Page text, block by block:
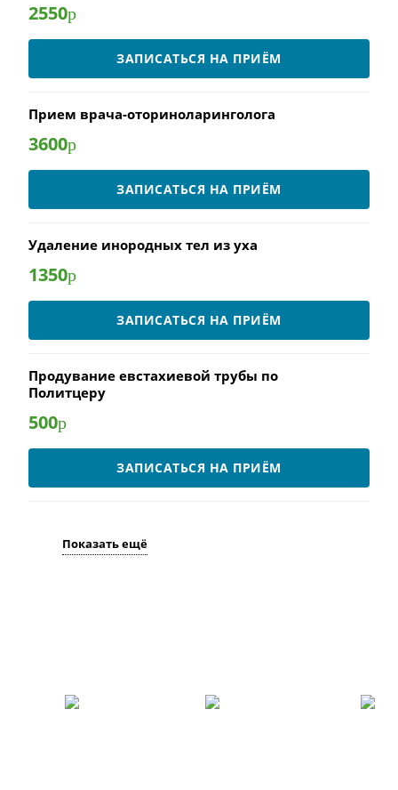
2550р
ЗАПИСАТЬСЯ НА ПРИЁМ
Прием врача-оториноларинголога
3600р
ЗАПИСАТЬСЯ НА ПРИЁМ
Удаление инородных тел из уха
1350р
ЗАПИСАТЬСЯ НА ПРИЁМ
Продувание евстахиевой трубы по
Политцеру
500р
ЗАПИСАТЬСЯ НА ПРИЁМ
Показать ещё